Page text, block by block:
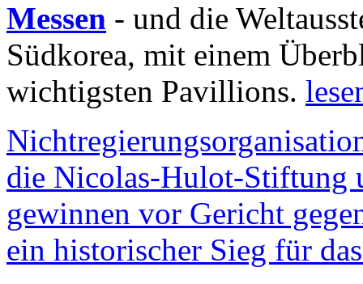
Messen - und die
Südkorea, mit einem
wichtigsten Pavillions.
die Nicolas-Hulot-Stiftung
gewinnen vor Gericht
ein historischer Sieg für